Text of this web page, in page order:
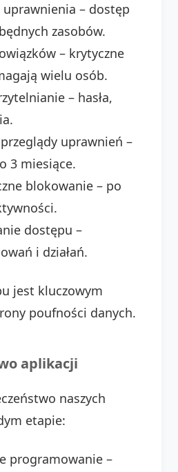
– dostęp
zasobów.
– krytyczne
wielu osób.
– hasła,
uprawnień –
3 miesiące.
blokowanie – po
dostępu –
i działań.
jest kluczowym
poufności danych.
aplikacji
naszych
etapie:
programowanie –